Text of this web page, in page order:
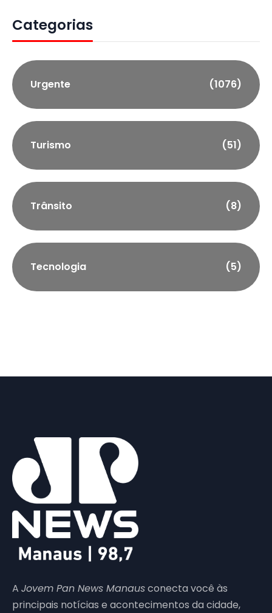
Categorias
Urgente (1076)
Turismo (51)
Trânsito (8)
Tecnologia (5)
A Jovem Pan News Manausconecta você às
principais notícias e acontecimentos da cidade,